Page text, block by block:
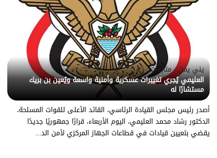
يني يمن - متابعات
العليمي يُجري تغييرات عسكرية وأمنية واسعة ويُعين بن بريك
مستشارًا له
أصدر رئيس مجلس القيادة الرئاسي، القائد الأعلى للقوات المسلحة،
الدكتور رشاد محمد العليمي، اليوم الأربعاء، قرارًا جمهوريًا جديدًا
يقضي بتعيين قيادات في قطاعات الجهاز المركزي لأمن الد...